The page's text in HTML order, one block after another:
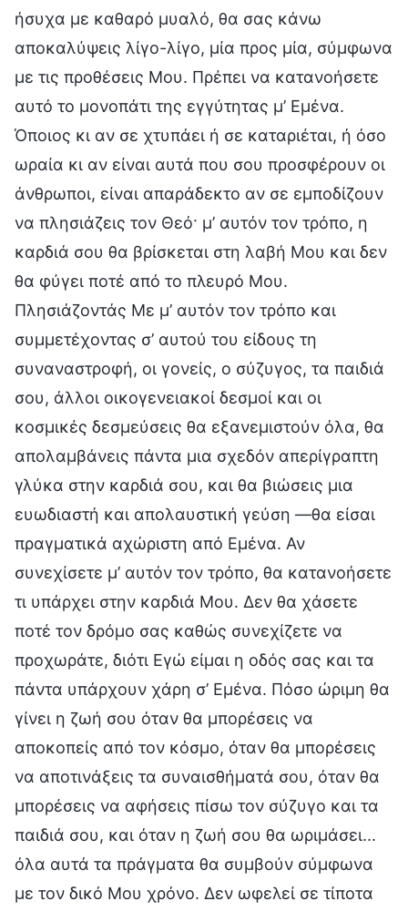
ήσυχα με καθαρό μυαλό, θα σας κάνω
αποκαλύψεις λίγο-λίγο, μία προς μία, σύμφωνα
με τις προθέσεις Μου. Πρέπει να κατανοήσετε
αυτό το μονοπάτι της εγγύτητας μ’ Εμένα.
Όποιος κι αν σε χτυπάει ή σε καταριέται, ή όσο
ωραία κι αν είναι αυτά που σου προσφέρουν οι
άνθρωποι, είναι απαράδεκτο αν σε εμποδίζουν
να πλησιάζεις τον Θεό· μ’ αυτόν τον τρόπο, η
καρδιά σου θα βρίσκεται στη λαβή Μου και δεν
θα φύγει ποτέ από το πλευρό Μου.
Πλησιάζοντάς Με μ’ αυτόν τον τρόπο και
συμμετέχοντας σ’ αυτού του είδους τη
συναναστροφή, οι γονείς, ο σύζυγος, τα παιδιά
σου, άλλοι οικογενειακοί δεσμοί και οι
κοσμικές δεσμεύσεις θα εξανεμιστούν όλα, θα
απολαμβάνεις πάντα μια σχεδόν απερίγραπτη
γλύκα στην καρδιά σου, και θα βιώσεις μια
ευωδιαστή και απολαυστική γεύση —θα είσαι
πραγματικά αχώριστη από Εμένα. Αν
συνεχίσετε μ’ αυτόν τον τρόπο, θα κατανοήσετε
τι υπάρχει στην καρδιά Μου. Δεν θα χάσετε
ποτέ τον δρόμο σας καθώς συνεχίζετε να
προχωράτε, διότι Εγώ είμαι η οδός σας και τα
πάντα υπάρχουν χάρη σ’ Εμένα. Πόσο ώριμη θα
γίνει η ζωή σου όταν θα μπορέσεις να
αποκοπείς από τον κόσμο, όταν θα μπορέσεις
να αποτινάξεις τα συναισθήματά σου, όταν θα
μπορέσεις να αφήσεις πίσω τον σύζυγο και τα
παιδιά σου, και όταν η ζωή σου θα ωριμάσει...
όλα αυτά τα πράγματα θα συμβούν σύμφωνα
με τον δικό Μου χρόνο. Δεν ωφελεί σε τίποτα